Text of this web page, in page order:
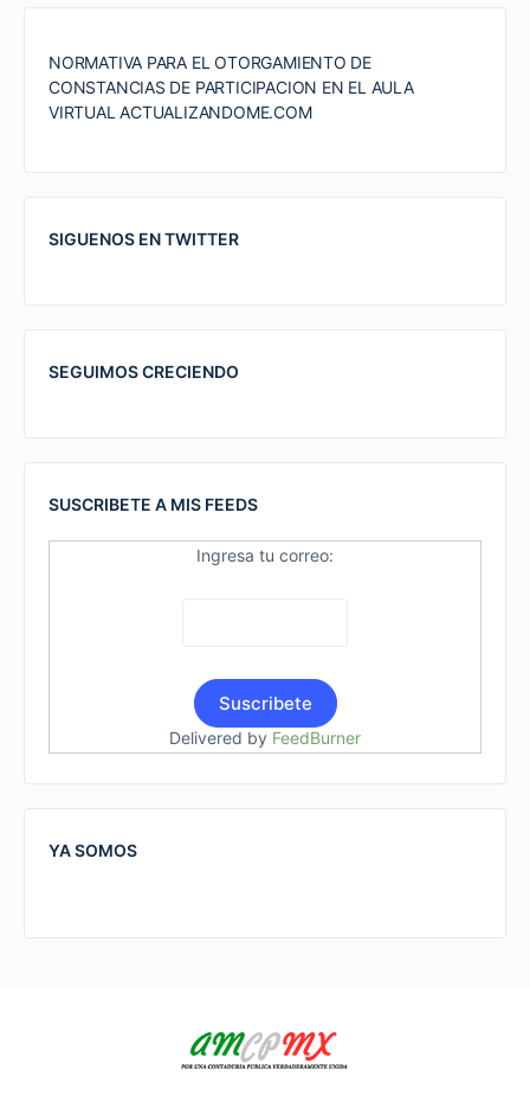
NORMATIVA PARA EL OTORGAMIENTO DE
CONSTANCIAS DE PARTICIPACION EN EL AULA
VIRTUAL ACTUALIZANDOME.COM
SIGUENOS EN TWITTER
SEGUIMOS CRECIENDO
SUSCRIBETE A MIS FEEDS
Ingresa tu correo:
Delivered by FeedBurner
YA SOMOS